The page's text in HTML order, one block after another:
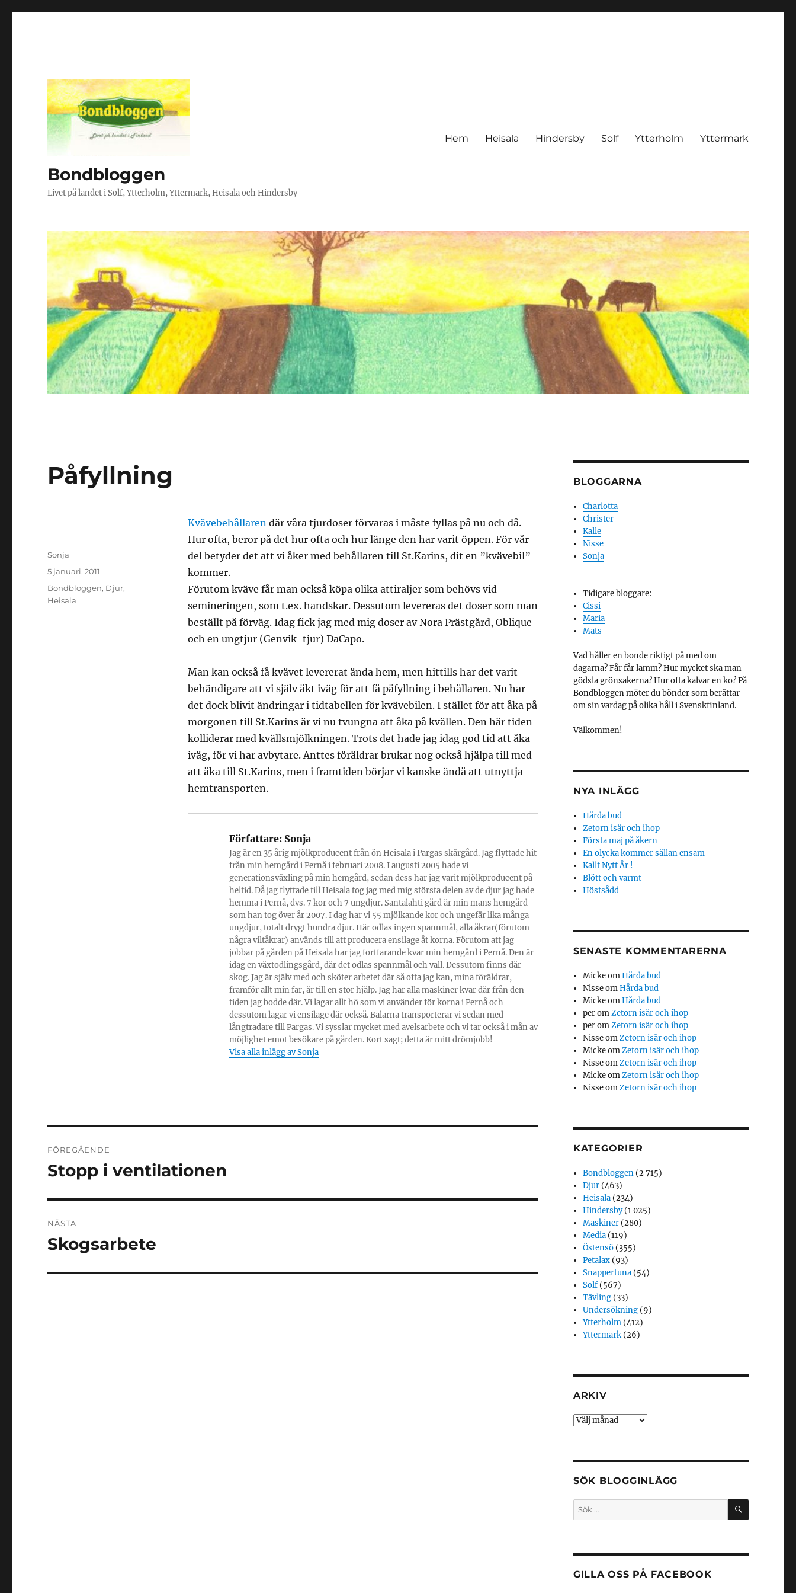
Bondbloggen
Livet på landet i Solf, Ytterholm, Yttermark, Heisala och Hindersby
Hem Heisala Hindersby Solf Ytterholm Yttermark
Påfyllning
Kvävebehållarendär våra tjurdoser förvaras i måste fyllas på nu och då.
Hur ofta, beror på det hur ofta och hur länge den har varit öppen. För vår
del betyder det att vi åker med behållaren till St.Karins, dit en ”kvävebil”
kommer.
Förutom kväve får man också köpa olika attiraljer som behövs vid
semineringen, som t.ex. handskar. Dessutom levereras det doser som man
beställt på förväg. Idag fick jag med mig doser av Nora Prästgård, Oblique
och en ungtjur (Genvik-tjur) DaCapo.
Man kan också få kvävet levererat ända hem, men hittills har det varit
behändigare att vi själv åkt iväg för att få påfyllning i behållaren. Nu har
det dock blivit ändringar i tidtabellen för kvävebilen. I stället för att åka på
morgonen till St.Karins är vi nu tvungna att åka på kvällen. Den här tiden
kolliderar med kvällsmjölkningen. Trots det hade jag idag god tid att åka
iväg, för vi har avbytare. Anttes föräldrar brukar nog också hjälpa till med
att åka till St.Karins, men i framtiden börjar vi kanske ändå att utnyttja
hemtransporten.
Författare:Sonja
Jag är en 35 årig mjölkproducent från ön Heisala i Pargas skärgård. Jag flyttade hit
från min hemgård i Pernå i februari 2008. I augusti 2005 hade vi
generationsväxling på min hemgård, sedan dess har jag varit mjölkproducent på
heltid. Då jag flyttade till Heisala tog jag med mig största delen av de djur jag hade
hemma i Pernå, dvs. 7 kor och 7 ungdjur. Santalahti gård är min mans hemgård
som han tog över år 2007. I dag har vi 55 mjölkande kor och ungefär lika många
ungdjur, totalt drygt hundra djur. Här odlas ingen spannmål, alla åkrar(förutom
några viltåkrar) används till att producera ensilage åt korna. Förutom att jag
jobbar på gården på Heisala har jag fortfarande kvar min hemgård i Pernå. Den är
idag en växtodlingsgård, där det odlas spannmål och vall. Dessutom finns där
skog. Jag är själv med och sköter arbetet där så ofta jag kan, mina föräldrar,
framför allt min far, är till en stor hjälp. Jag har alla maskiner kvar där från den
tiden jag bodde där. Vi lagar allt hö som vi använder för korna i Pernå och
dessutom lagar vi ensilage där också. Balarna transporterar vi sedan med
långtradare till Pargas. Vi sysslar mycket med avelsarbete och vi tar också i mån av
möjlighet emot besökare på gården. Kort sagt; detta är mitt drömjobb!
Visa alla inlägg av Sonja
Författare
Sonja
Publicerat
5 januari, 2011
Kategorier
Bondbloggen, Djur,
Heisala
FÖREGÅENDE
Föregående
Stopp i ventilationen
NÄSTA
Nästa
Skogsarbete
BLOGGARNA
Charlotta
Christer
Kalle
Nisse
Sonja
Tidigare bloggare:
Cissi
Maria
Mats
Vad håller en bonde riktigt på med om
dagarna? Får får lamm? Hur mycket ska man
gödsla grönsakerna? Hur ofta kalvar en ko? På
Bondbloggen möter du bönder som berättar
om sin vardag på olika håll i Svenskfinland.
Välkommen!
NYA INLÄGG
Hårda bud
Zetorn isär och ihop
Första maj på åkern
En olycka kommer sällan ensam
Kallt Nytt År !
Blött och varmt
Höstsådd
SENASTE KOMMENTARERNA
MickeomHårda bud
NisseomHårda bud
MickeomHårda bud
peromZetorn isär och ihop
peromZetorn isär och ihop
NisseomZetorn isär och ihop
MickeomZetorn isär och ihop
NisseomZetorn isär och ihop
MickeomZetorn isär och ihop
NisseomZetorn isär och ihop
KATEGORIER
Bondbloggen (2 715)
Djur (463)
Heisala (234)
Hindersby(1 025)
Maskiner (280)
Media (119)
Östensö (355)
Petalax (93)
Snappertuna (54)
Solf(567)
Tävling (33)
Undersökning (9)
Ytterholm (412)
Yttermark (26)
ARKIV
Arkiv
SÖK BLOGGINLÄGG
Sök
efter:
SÖK
GILLA OSS PÅ FACEBOOK